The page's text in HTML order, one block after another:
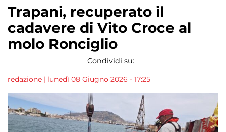
Trapani, recuperato il
cadavere di Vito Croce al
molo Ronciglio
Condividi su:
redazione | lunedì 08 Giugno 2026 - 17:25